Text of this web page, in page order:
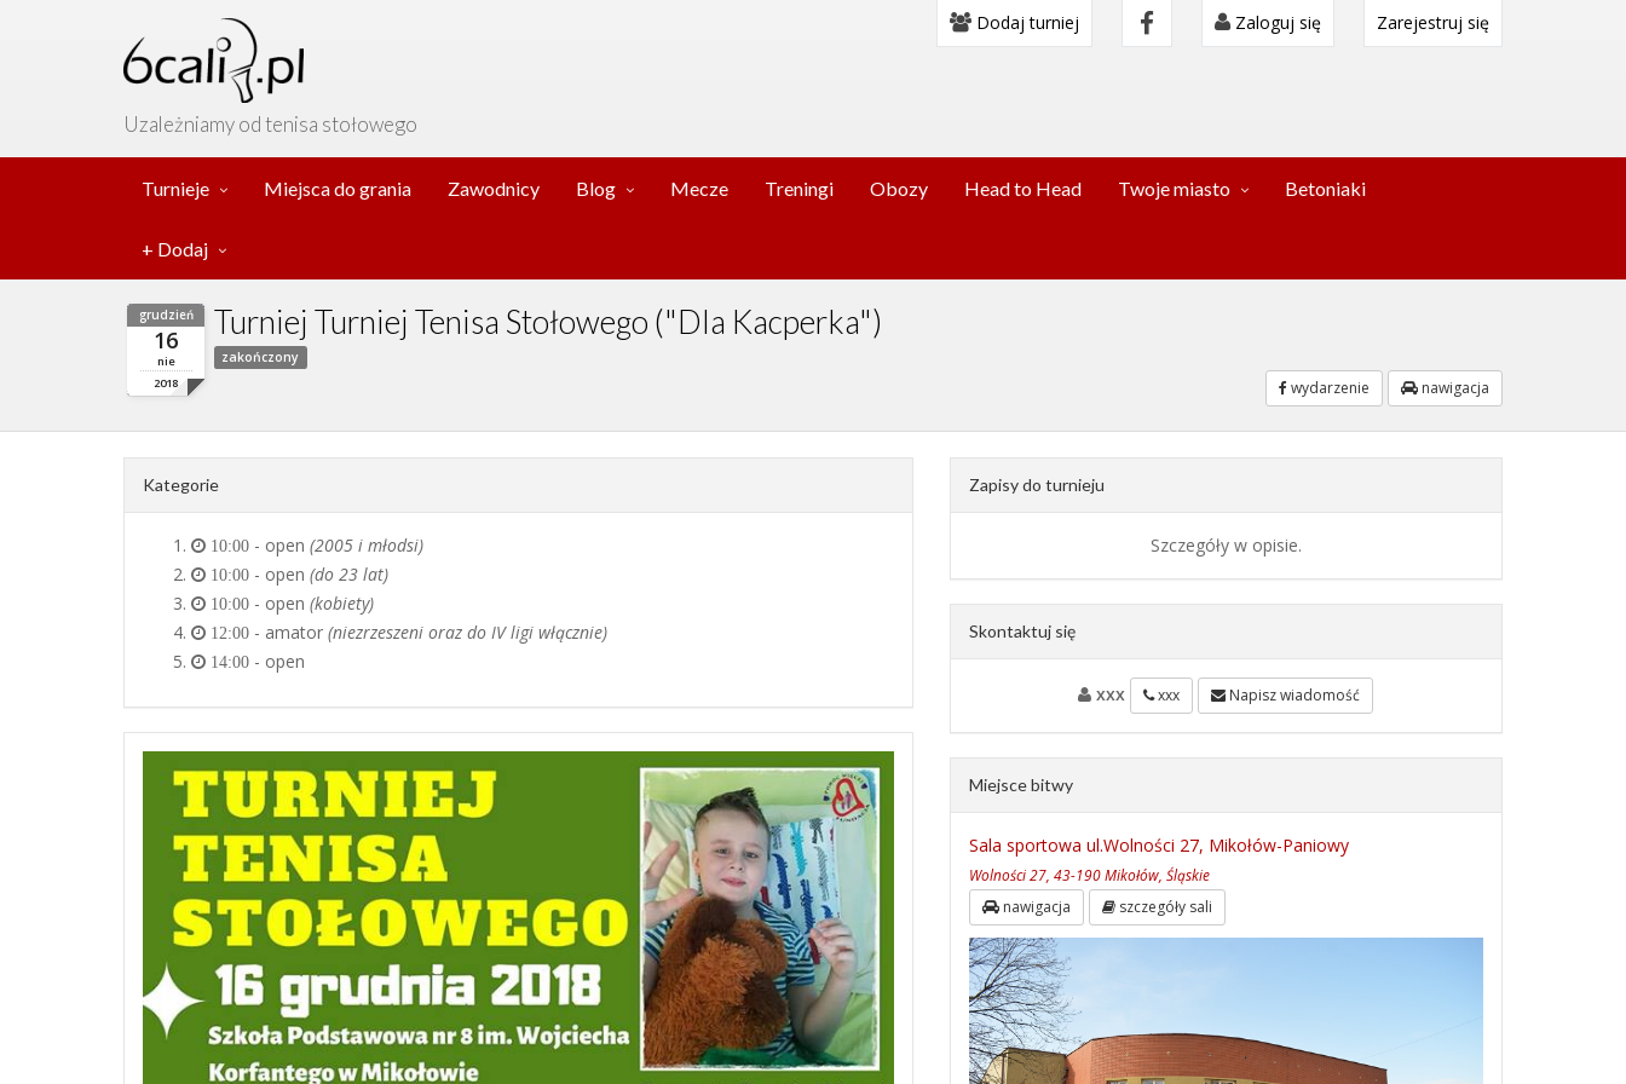
Uzależniamy od tenisa stołowego
Dodaj turniej Zaloguj się Zarejestruj się
Turnieje Miejsca do grania Zawodnicy Blog Mecze Treningi Obozy Head to Head Twoje miasto Betoniaki
+ Dodaj
grudzień
16
nie
2018
Turniej Turniej Tenisa Stołowego ("Dla Kacperka")
zakończony
wydarzenie nawigacja
Kategorie
10:00 - open (2005 i młodsi)
10:00 - open (do 23 lat)
10:00 - open (kobiety)
12:00 - amator (niezrzeszeni oraz do IV ligi włącznie)
14:00 - open
Zapisy do turnieju
Szczegóły w opisie.
Skontaktuj się
xxx xxx Napisz wiadomość
Miejsce bitwy
Sala sportowa ul.Wolności 27, Mikołów-Paniowy
Wolności 27, 43-190 Mikołów, Śląskie
nawigacja szczegóły sali